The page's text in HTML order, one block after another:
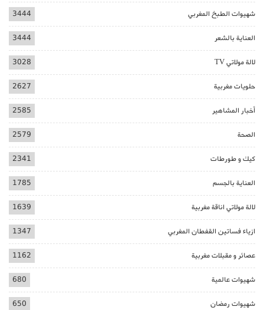
شهيوات الطبخ المغربي 3444
العناية بالشعر 3444
لالة مولاتي TV 3028
حلويات مغربية 2627
أخبار المشاهير 2585
الصحة 2579
كيك و طورطات 2341
العناية بالجسم 1785
لالة مولاتي اناقة مغربية 1639
ازياء فساتين القفطان المغربي 1347
عصائر و مقبلات مغربية 1162
شهيوات عالمية 680
شهيوات رمضان 650